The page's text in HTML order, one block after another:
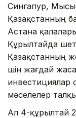
Сингапур,
Қазақстанның
Астана
Құрылтайда
Қазақстанның
үшін жағдай
инвестициялар
мәселелер
Ал 4-құрылтай